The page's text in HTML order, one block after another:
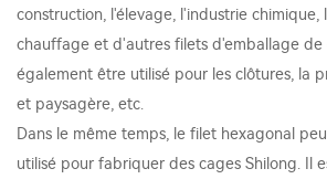
construction, l'élevage, l'industrie chimique,
chauffage et d'autres filets d'emballage de
également être utilisé pour les clôtures, la
et paysagère, etc.
Dans le même temps, le filet hexagonal
utilisé pour fabriquer des cages Shilong. Il